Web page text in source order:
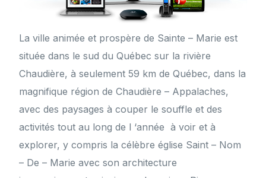
La ville animée et prospère de Sainte – Marie est
située dans le sud du Québec sur la rivière
Chaudière, à seulement 59 km de Québec, dans la
magnifique région de Chaudière – Appalaches,
avec des paysages à couper le souffle et des
activités tout au long de l ‘année à voir et à
explorer, y compris la célèbre église Saint – Nom
– De – Marie avec son architecture